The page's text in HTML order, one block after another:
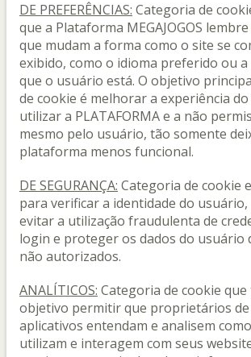
DE PREFERÊNCIAS: Categoria de
que a Plataforma MEGAJOGOS
que mudam a forma como o site se
exibido, como o idioma preferido ou
que o usuário está. O objetivo
de cookie é melhorar a experiência
utilizar a PLATAFORMA e a não
mesmo pelo usuário, tão somente
plataforma menos funcional.
DE SEGURANÇA: Categoria de cookie
para verificar a identidade do usuário,
evitar a utilização fraudulenta de
login e proteger os dados do usuário
não autorizados.
ANALÍTICOS: Categoria de cookie
objetivo permitir que proprietários de
aplicativos entendam e analisem
utilizam e interagem com seus